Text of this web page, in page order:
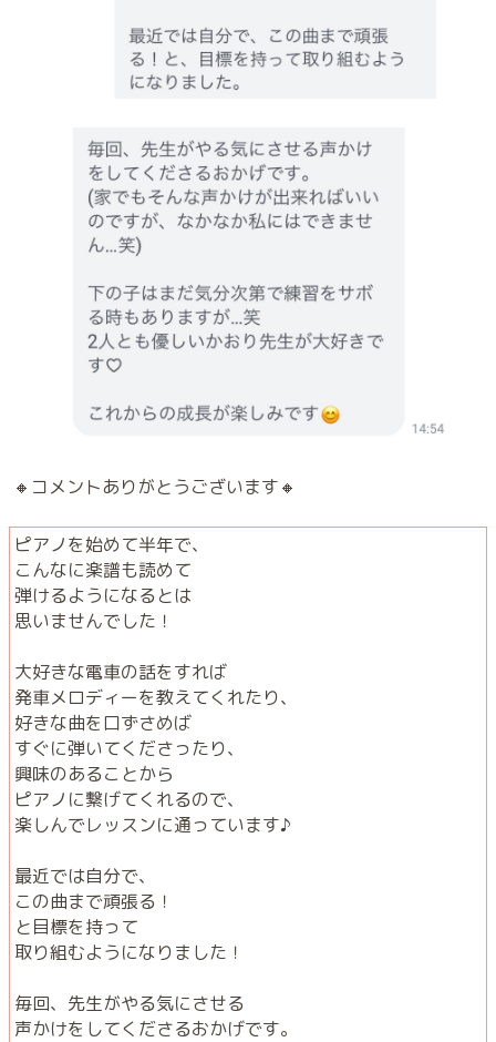
🔸コメントありがとうございます🔸
ピアノを始めて半年で、
こんなに楽譜も読めて
弾けるようになるとは
思いませんでした！
大好きな電車の話をすれば
発車メロディーを教えてくれたり、
好きな曲を口ずさめば
すぐに弾いてくださったり、
興味のあることから
ピアノに繋げてくれるので、
楽しんでレッスンに通っています♪
最近では自分で、
この曲まで頑張る！
と目標を持って
取り組むようになりました！
毎回、先生がやる気にさせる
声かけをしてくださるおかげです。